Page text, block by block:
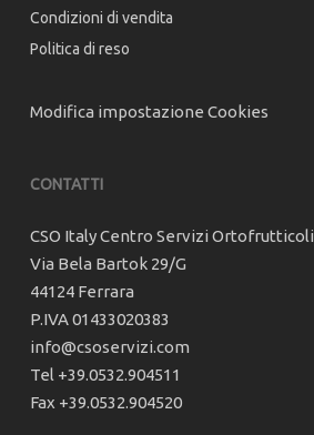
Condizioni di vendita
Politica di reso
Modifica impostazione Cookies
CONTATTI
CSO Italy Centro Servizi Ortofrutticoli
Via Bela Bartok 29/G
44124 Ferrara
P.IVA 01433020383
info@csoservizi.com
Tel +39.0532.904511
Fax +39.0532.904520